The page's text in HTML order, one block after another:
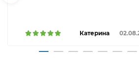
Катерина